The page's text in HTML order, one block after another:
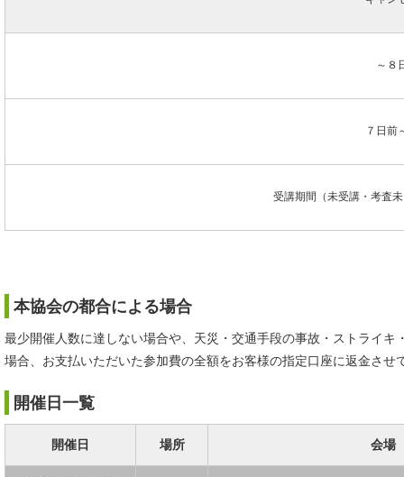
～８
７日前
受講期間（未受講・考査
本協会の都合による場合
最少開催人数に達しない場合や、天災・交通手段の事故・ストライ
場合、お支払いただいた参加費の全額をお客様の指定口座に返金さ
開催日一覧
開催日 場所 会場